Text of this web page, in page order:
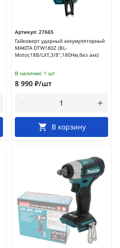
Артикул: 27665
Гайковерт ударный аккумуляторный
MAKITA DTW180Z (BL-
Motor,18В/LXT,3/8",180Нм,без акк)
В наличии: 1 шт
8 990 ₽/шт
В корзину